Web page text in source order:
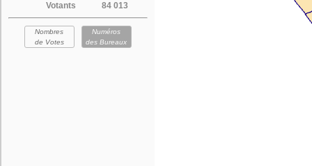
Votants
84 013
Nombres
de Votes
Numéros
des Bureaux